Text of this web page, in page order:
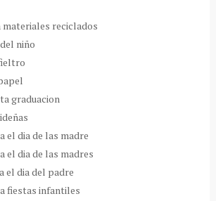
materiales reciclados
niño
graduacion
el dia de las madre
el dia de las madres
el dia del padre
fiestas infantiles